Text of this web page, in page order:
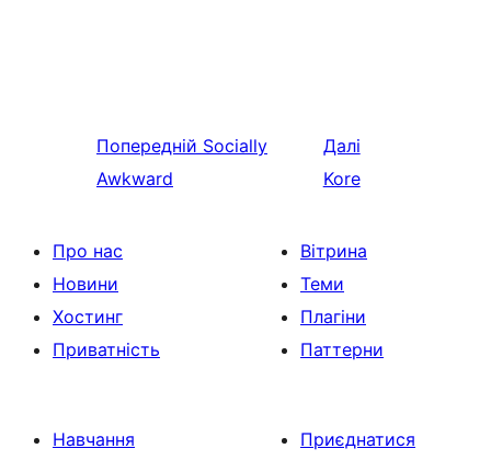
Попередній Socially
Awkward
Далі
Kore
Про нас
Новини
Хостинг
Приватність
Вітрина
Теми
Плагіни
Паттерни
Навчання
Приєднатися